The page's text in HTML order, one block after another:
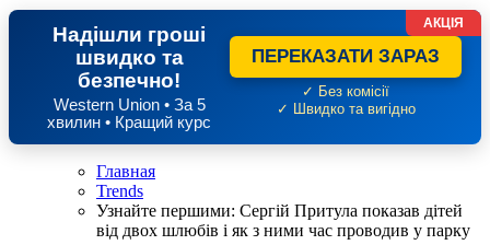
Надішли гроші
швидко та
безпечно!
Western Union • За 5
хвилин • Кращий курс
ПЕРЕКАЗАТИ ЗАРАЗ
✓ Без комісії
✓ Швидко та вигідно
АКЦІЯ
Главная
Trends
Узнайте першими: Сергій Притула показав дітей
від двох шлюбів і як з ними час проводив у парку